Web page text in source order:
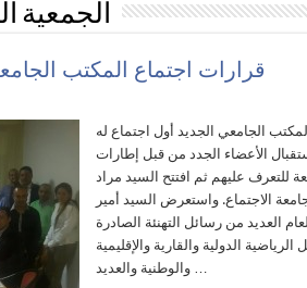
الجمعية
قرارات اجتماع المكتب الجامعي ليوم
الجامعي الجديد أول اجتماع له
الأعضاء الجدد من قبل إطارات
للتعرف عليهم ثم افتتح السيد مراد
الاجتماع. واستعرض السيد أمير
العديد من رسائل التهنئة الصادرة
الدولية والقارية والإقليمية
والوطنية والعديد …